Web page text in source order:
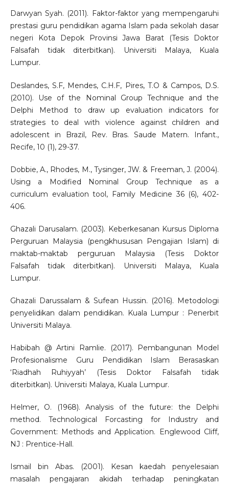
Darwyan Syah. (2011). Faktor-faktor yang mempengaruhi
prestasi guru pendidikan agama Islam pada sekolah dasar
negeri Kota Depok Provinsi Jawa Barat (Tesis Doktor
Falsafah tidak diterbitkan). Universiti Malaya, Kuala
Lumpur.
Deslandes, S.F, Mendes, C.H.F, Pires, T.O & Campos, D.S.
(2010). Use of the Nominal Group Technique and the
Delphi Method to draw up evaluation indicators for
strategies to deal with violence against children and
adolescent in Brazil, Rev. Bras. Saude Matern. Infant.,
Recife, 10 (1), 29-37.
Dobbie, A., Rhodes, M., Tysinger, JW. & Freeman, J. (2004).
Using a Modified Nominal Group Technique as a
curriculum evaluation tool, Family Medicine 36 (6), 402-
406.
Ghazali Darusalam. (2003). Keberkesanan Kursus Diploma
Perguruan Malaysia (pengkhususan Pengajian Islam) di
maktab-maktab perguruan Malaysia (Tesis Doktor
Falsafah tidak diterbitkan). Universiti Malaya, Kuala
Lumpur.
Ghazali Darussalam & Sufean Hussin. (2016). Metodologi
penyelidikan dalam pendidikan. Kuala Lumpur : Penerbit
Universiti Malaya.
Habibah @ Artini Ramlie. (2017). Pembangunan Model
Profesionalisme Guru Pendidikan Islam Berasaskan
‘Riadhah Ruhiyyah’ (Tesis Doktor Falsafah tidak
diterbitkan). Universiti Malaya, Kuala Lumpur.
Helmer, O. (1968). Analysis of the future: the Delphi
method. Technological Forcasting for Industry and
Government: Methods and Application. Englewood Cliff,
NJ : Prentice-Hall.
Ismail bin Abas. (2001). Kesan kaedah penyelesaian
masalah pengajaran akidah terhadap peningkatan